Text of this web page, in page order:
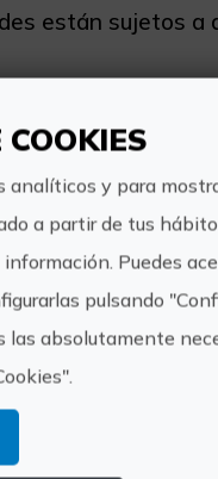
están sujetos a
doble.
SAÓ viajes, la
comercializamos
ecológicos,
https://
analíticos y para
a partir de tus
información. Puedes
pulsando
las absolutamente